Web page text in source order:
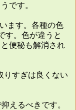
です。
ます。各種の色
す。色が違うと
便秘も解消され
りすぎは良くない
るべきです。